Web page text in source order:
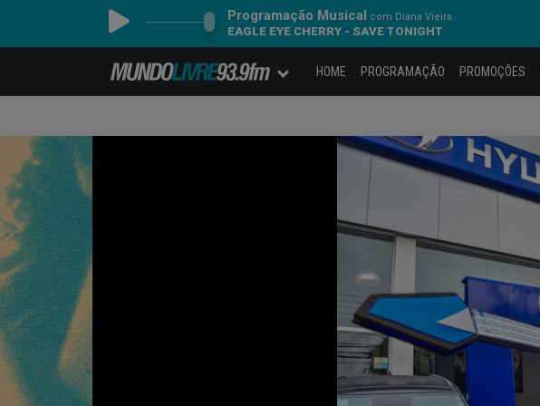
Programação Musical com Diana Vieira
EAGLE EYE CHERRY - SAVE TONIGHT
HOME PROGRAMAÇÃO PROMOÇÕES